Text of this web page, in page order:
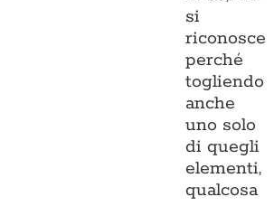
si
riconosce
perché
togliendo
anche
uno solo
di quegli
elementi,
qualcosa